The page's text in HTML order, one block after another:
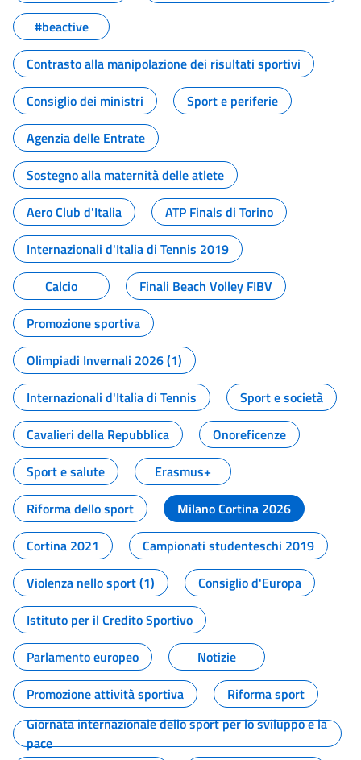
#beactive
Contrasto alla manipolazione dei risultati sportivi
Consiglio dei ministri
Sport e periferie
Agenzia delle Entrate
Sostegno alla maternità delle atlete
Aero Club d'Italia
ATP Finals di Torino
Internazionali d'Italia di Tennis 2019
Calcio
Finali Beach Volley FIBV
Promozione sportiva
Olimpiadi Invernali 2026 (1)
Internazionali d'Italia di Tennis
Sport e società
Cavalieri della Repubblica
Onoreficenze
Sport e salute
Erasmus+
Riforma dello sport
Milano Cortina 2026
Cortina 2021
Campionati studenteschi 2019
Violenza nello sport (1)
Consiglio d'Europa
Istituto per il Credito Sportivo
Parlamento europeo
Notizie
Promozione attività sportiva
Riforma sport
Giornata internazionale dello sport per lo sviluppo e la
pace